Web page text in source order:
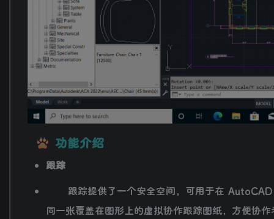
功能介绍
跟踪
跟踪提供了一个安全空间，可用于在 AutoCAD
同一张覆盖在图形上的虚拟协作跟踪图纸，方便协